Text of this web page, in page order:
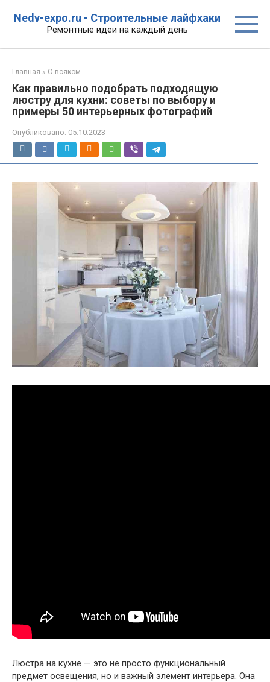
Nedv-expo.ru - Строительные лайфхаки
Ремонтные идеи на каждый день
Главная » О всяком
Как правильно подобрать подходящую
люстру для кухни: советы по выбору и
примеры 50 интерьерных фотографий
Опубликовано: 05.10.2023
Люстра на кухне — это не просто функциональный
предмет освещения, но и важный элемент интерьера. Она